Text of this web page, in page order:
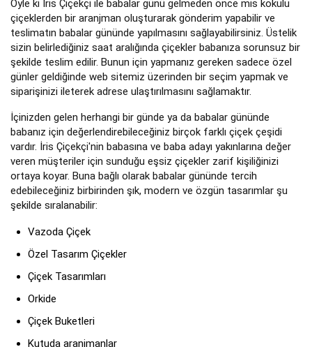
Öyle ki İris Çiçekçi ile babalar günü gelmeden önce mis kokulu
çiçeklerden bir aranjman oluşturarak gönderim yapabilir ve
teslimatın babalar gününde yapılmasını sağlayabilirsiniz. Üstelik
sizin belirlediğiniz saat aralığında çiçekler babanıza sorunsuz bir
şekilde teslim edilir. Bunun için yapmanız gereken sadece özel
günler geldiğinde web sitemiz üzerinden bir seçim yapmak ve
siparişinizi ileterek adrese ulaştırılmasını sağlamaktır.
İçinizden gelen herhangi bir günde ya da babalar gününde
babanız için değerlendirebileceğiniz birçok farklı çiçek çeşidi
vardır. İris Çiçekçi'nin babasına ve baba adayı yakınlarına değer
veren müşteriler için sunduğu eşsiz çiçekler zarif kişiliğinizi
ortaya koyar. Buna bağlı olarak babalar gününde tercih
edebileceğiniz birbirinden şık, modern ve özgün tasarımlar şu
şekilde sıralanabilir:
Vazoda Çiçek
Özel Tasarım Çiçekler
Çiçek Tasarımları
Orkide
Çiçek Buketleri
Kutuda aranjmanlar